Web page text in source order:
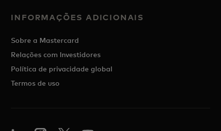
INFORMAÇÕES ADICIONAIS
Sobre a Mastercard
Relações com Investidores
Política de privacidade global
Termos de uso